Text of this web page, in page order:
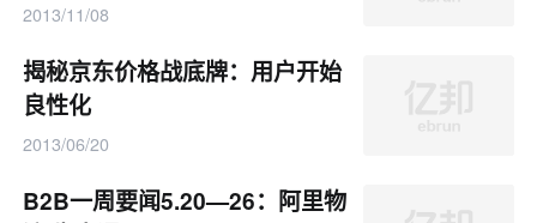
2013/11/08
揭秘京东价格战底牌：用户开始
良性化
2013/06/20
B2B一周要闻5.20—26：阿里物